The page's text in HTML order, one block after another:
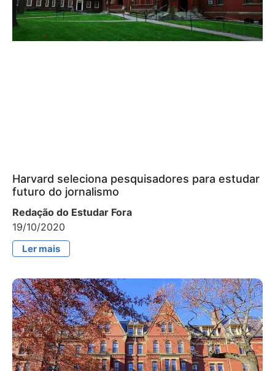
Harvard seleciona pesquisadores para estudar
futuro do jornalismo
Redação do Estudar Fora
19/10/2020
Ler mais